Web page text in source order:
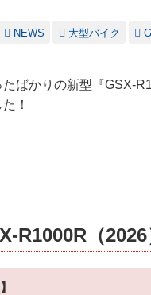
NEWS 大型バイク
ばかりの新型『GSX-
！
R1000R（